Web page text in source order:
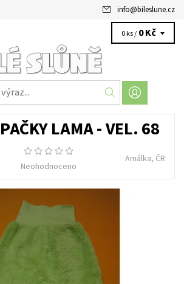
info@bileslune.cz
0 ks / 0 Kč
LAMA - VEL. 68
Neohodnoceno
Amálka, ČR